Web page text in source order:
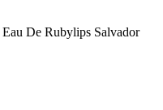
Eau De Rubylips Salvador